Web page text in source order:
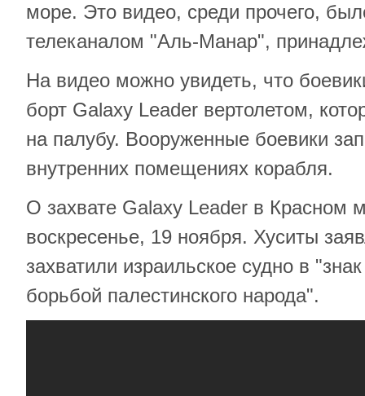
море. Это видео, среди прочего,
телеканалом "Аль-Манар",
На видео можно увидеть, что
борт Galaxy Leader вертолетом,
на палубу. Вооруженные боевики
внутренних помещениях корабля.
О захвате Galaxy Leader в Красном
воскресенье, 19 ноября. Хуситы
захватили израильское судно в
борьбой палестинского народа".